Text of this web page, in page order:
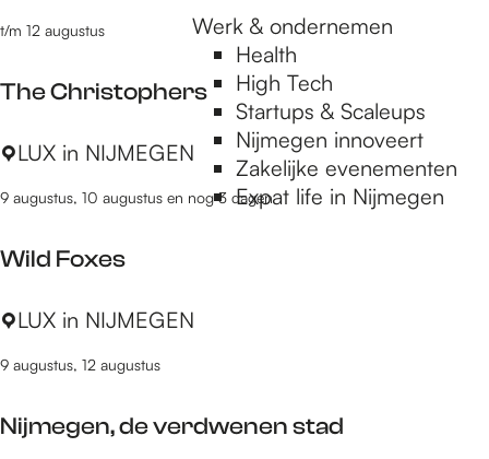
Werk & ondernemen
Health
High Tech
Startups & Scaleups
Nijmegen innoveert
Zakelijke evenementen
Expat life in Nijmegen
k
D
k
n
e
v
r
d
The Christophers
T
e
h
i
t
p
t/m 12 augustus
LUX in NIJMEGEN
Wild Foxes
W
l
F
9 augustus, 10 augustus en nog 3 dagen
LUX in NIJMEGEN
Nijmegen, de verdwenen stad
9 augustus, 12 augustus